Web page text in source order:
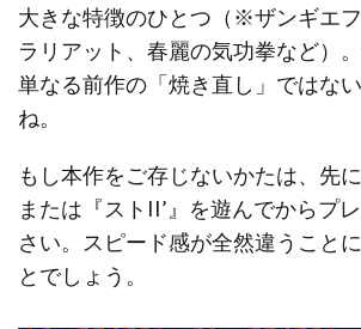
大きな特徴のひとつ（※ザンギエ
ラリアット、春麗の気功拳など）
単なる前作の「焼き直し」ではな
ね。
もし本作をご存じないかたは、先
または『ストII’』を遊んでからプ
さい。スピード感が全然違うこと
とでしょう。